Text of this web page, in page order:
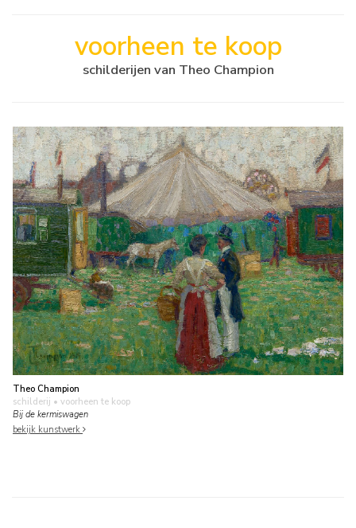
voorheen te koop
schilderijen van Theo Champion
Theo Champion
schilderij • voorheen te koop
Bij de kermiswagen
bekijk kunstwerk